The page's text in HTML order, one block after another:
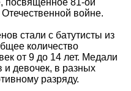
войне.
стали с батутисты из
количество
от 9 до 14 лет. Медали
и девочек, в разных
разряду.